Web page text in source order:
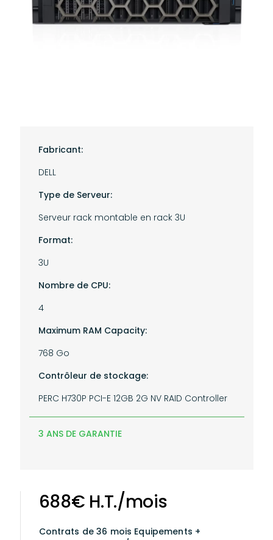
Fabricant:
DELL
Type de Serveur:
Serveur rack montable en rack 3U
Format:
3U
Nombre de CPU:
4
Maximum RAM Capacity:
768 Go
Contrôleur de stockage:
PERC H730P PCI-E 12GB 2G NV RAID Controller
3 ANS DE GARANTIE
688€ H.T./mois
Contrats de 36 mois Equipements +